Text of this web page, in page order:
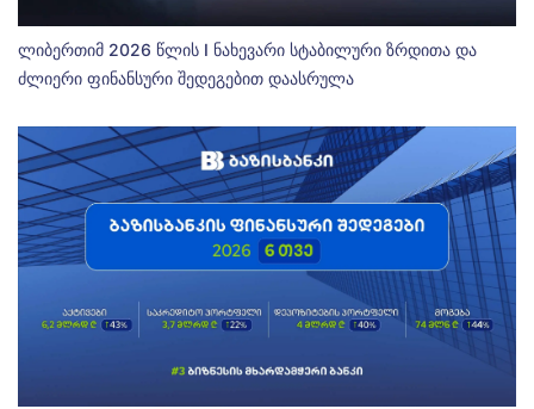
ლიბერთიმ 2026 წლის I ნახევარი სტაბილური ზრდითა და
ძლიერი ფინანსური შედეგებით დაასრულა